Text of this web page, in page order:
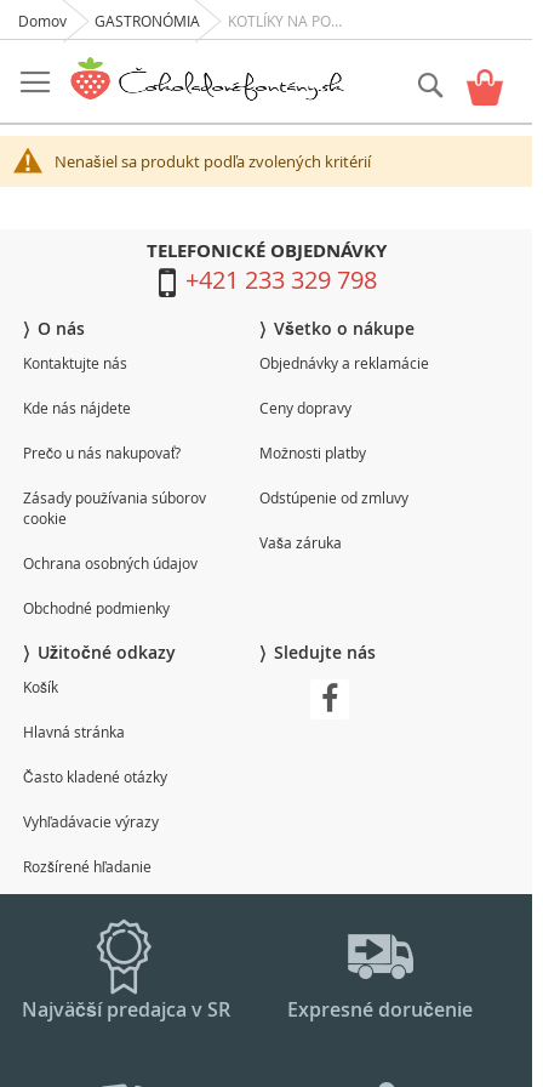
to
Content
Košík
Vyhľadať
Domov GASTRONÓMIA KOTLÍKY NA POLIEVKU
Nenašiel sa produkt podľa zvolených kritérií
TELEFONICKÉ OBJEDNÁVKY
+421 233 329 798
O nás
Kontaktujte nás
Kde nás nájdete
Prečo u nás nakupovať?
Zásady používania súborov
cookie
Ochrana osobných údajov
Obchodné podmienky
Všetko o nákupe
Objednávky a reklamácie
Ceny dopravy
Možnosti platby
Odstúpenie od zmluvy
Vaša záruka
Užitočné odkazy
Košík
Hlavná stránka
Často kladené otázky
Vyhľadávacie výrazy
Rozšírené hľadanie
Sledujte nás
Najväčší predajca v SR Expresné doručenie